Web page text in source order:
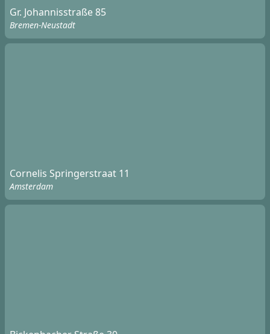
Gr. Johannisstraße 85
Bremen-Neustadt
Cornelis Springerstraat 11
Amsterdam